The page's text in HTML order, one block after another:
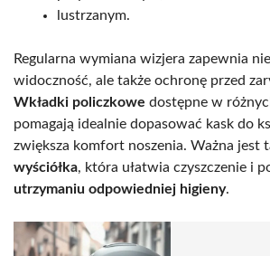
lustrzanym.
Regularna wymiana wizjera zapewnia
widoczność, ale także ochronę przed
Wkładki policzkowe dostępne w
pomagają idealnie dopasować kask do
zwiększa komfort noszenia. Ważna jest
wyściółka, która ułatwia czyszczenie i
utrzymaniu odpowiedniej higieny.